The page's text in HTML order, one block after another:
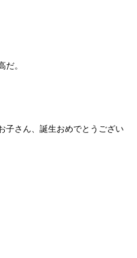
だ。
子さん、誕生おめでとうござい